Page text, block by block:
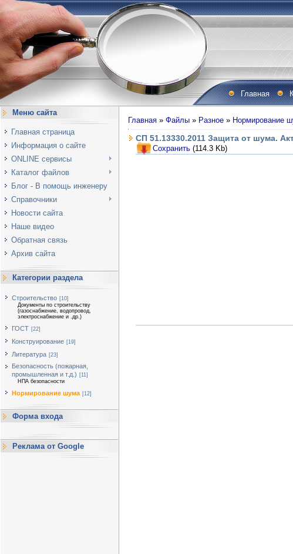
Главная
Меню сайта
Главная страница
Информация о сайте
ONLINE сервисы
Каталог файлов
Блог - В помощь инженеру
Справочники
Новости сайта
Наше видео
Обратная связь
Архив сайта
Категории раздела
Строительство [10]
Документы по строительству
(газоснабжение, водопровод,
электроснабжение и .др.)
ГОСТ [22]
Конструирование [19]
Литература [23]
Безопасность (пожарная,
промышленная и т.д.) [11]
НПА безопасности
Нормирование шума [12]
Форма входа
Реклама от Google
Главная » Файлы » Разное » Нормирование
СП 51.13330.2011 Защита от шума.
Сохранить (114.3 Kb)